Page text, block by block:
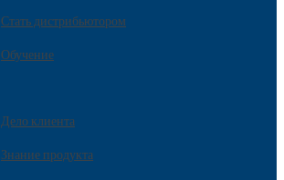
Стать дистрибьютором
Обучение
Дело клиента
Знание продукта